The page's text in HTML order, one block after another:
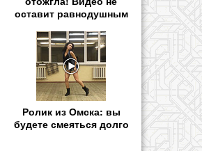
оставит равнодушным
Ролик из Омска: вы
будете смеяться долго